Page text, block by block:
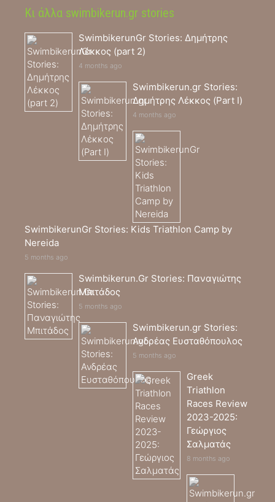
Κι άλλα swimbikerun.gr stories
SwimbikerunGr Stories: Δημήτρης
Λέκκος (part 2)
4 months ago
Swimbikerun.gr Stories:
Δημήτρης Λέκκος (Part I)
4 months ago
SwimbikerunGr Stories: Kids Triathlon Camp by
Nereida
5 months ago
Swimbikerun.Gr Stories: Παναγιώτης
Μπιτάδος
5 months ago
Swimbikerun.gr Stories:
Ανδρέας Ευσταθόπουλος
5 months ago
Greek
Triathlon
Races Review
2023-2025:
Γεώργιος
Σαλματάς
8 months ago